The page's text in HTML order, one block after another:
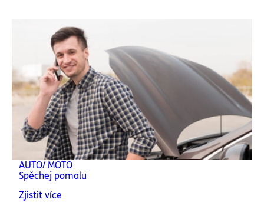
AUTO/ MOTO
Spěchej pomalu
Zjistit více